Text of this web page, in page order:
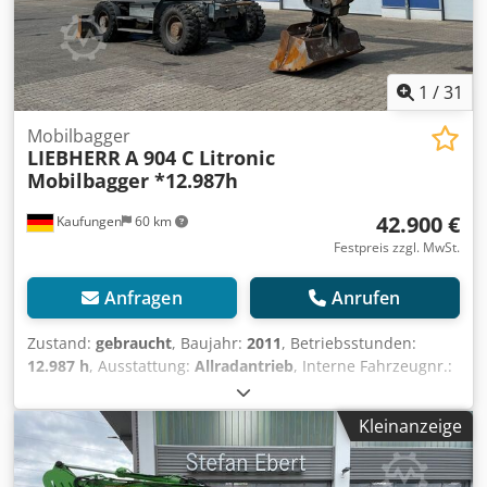
Tankinhalt Diesel: ca. 228 Liter Standard-Tieflöffelvolumen:
ca. 0,60 – 1,00 m³ 5826
1 /31
Kaufungen 60 km
Mobilbagger
LIEBHERRA 904 C Litronic
Mobilbagger *12.987h
42.900 €
Festpreis zzgl. MwSt.
Anfragen Anrufen
Zustand: gebraucht, Baujahr: 2011, Betriebsstunden:
12.987 h, Ausstattung: Allradantrieb, Interne Fahrzeugnr.:
MK300045 Ab sofort verfügbar auf unserem Hof in
Kaufungen. Mehr INFO unter: ? Luis Lucena ? Viktoria
Sologubova Deutsch Liebherr A 904 C Litronic Mobilbagger
| 20 t | 12.987 Betriebsstunden Zum Verkauf steht ein
gebrauchter Liebherr A 904 C Litronic Mobilbagger aus
Kleinanzeige